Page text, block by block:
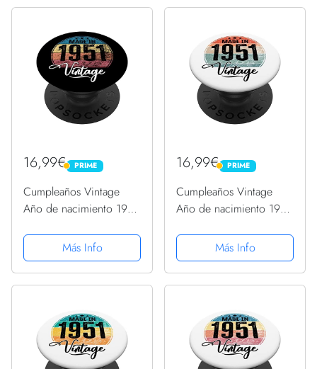
16,99€ PRIME
PRIME
Cumpleaños Vintage
Año de nacimiento 1951
PopSockets PopGrip
Intercambiable
Más Info
16,99€ PRIME
PRIME
Cumpleaños Vintage
Año de nacimiento 1951
PopSockets PopGrip
Intercambiable
Más Info